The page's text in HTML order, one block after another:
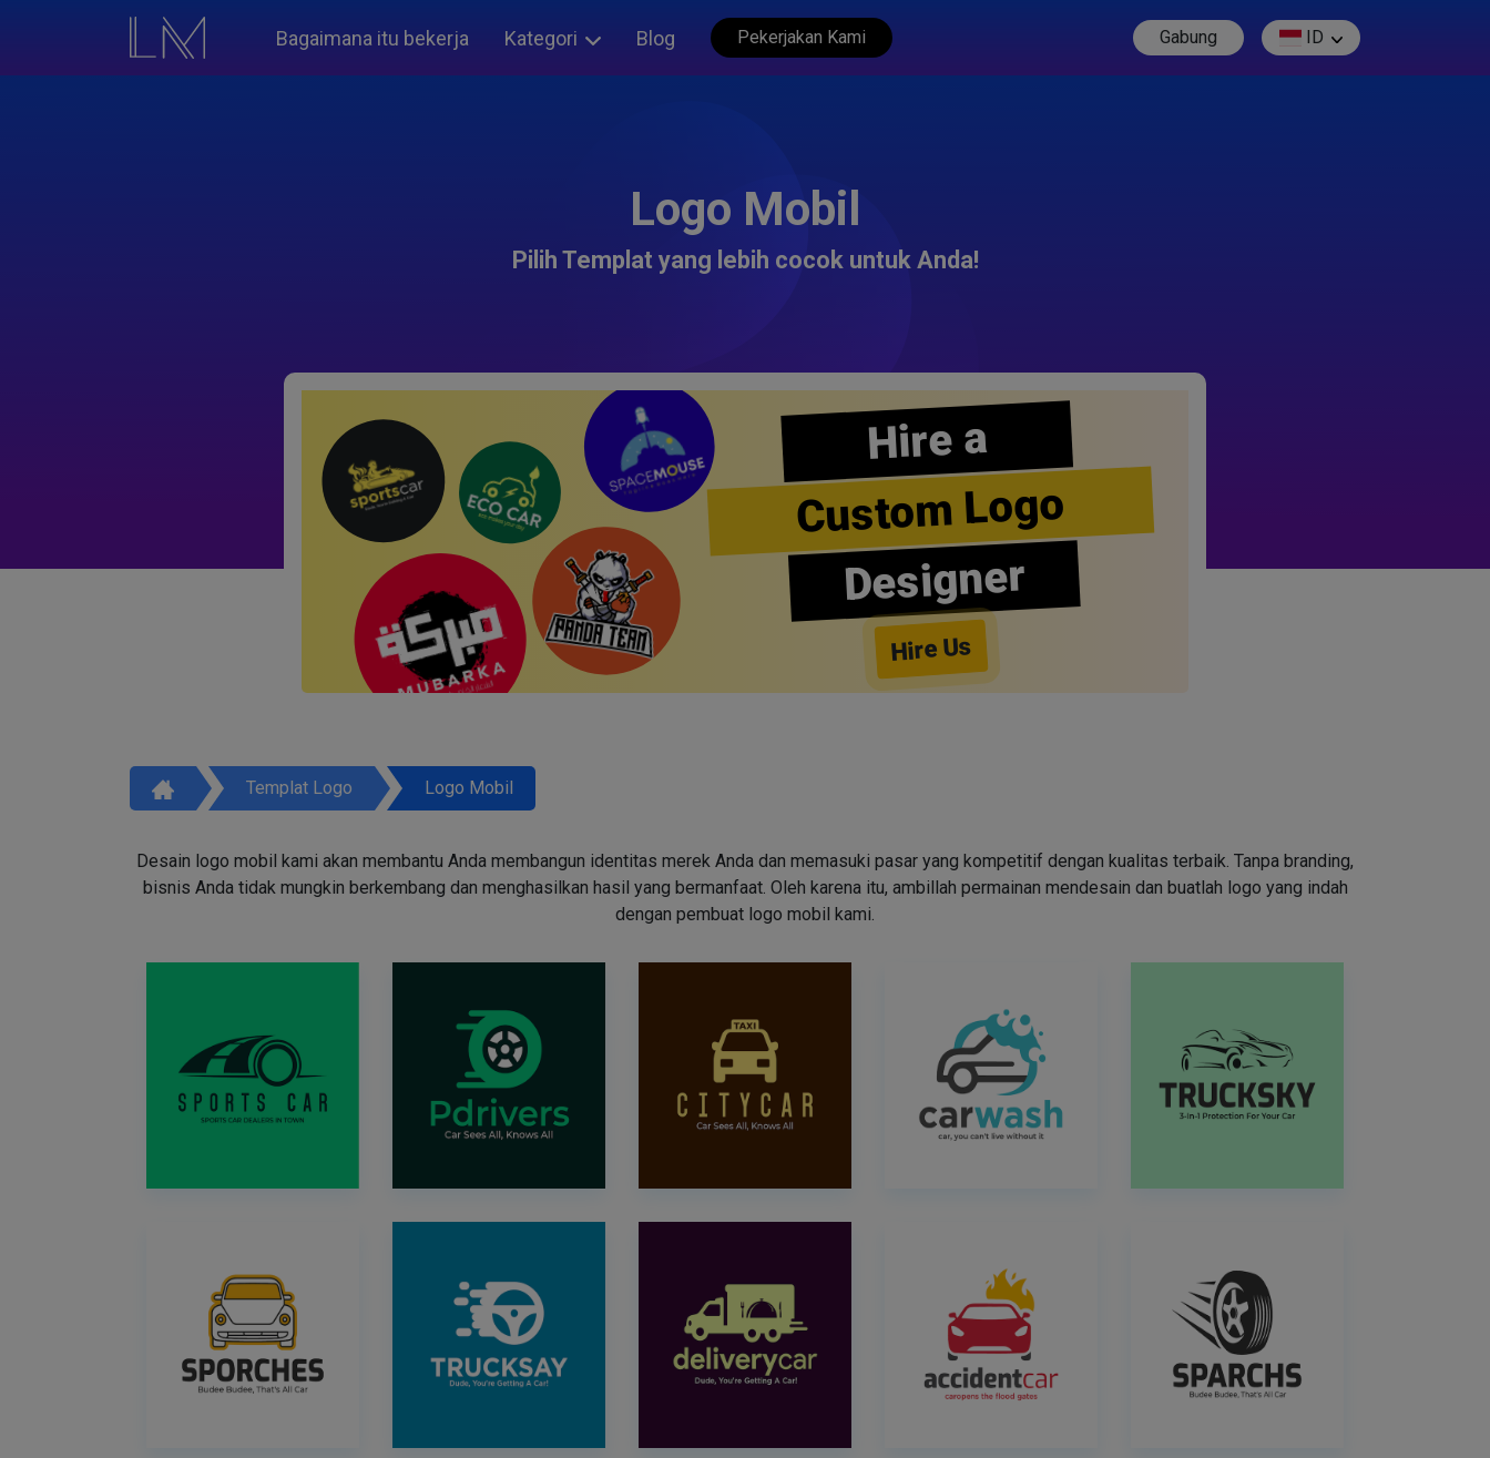
Bagaimana itu bekerja Kategori Blog Pekerjakan Kami Gabung ID
Logo Mobil
Pilih Templat yang lebih cocok untuk Anda!
Hire a
Custom Logo
Designer
Hire Us
Templat Logo Logo Mobil
Desain logo mobil kami akan membantu Anda membangun identitas merek Anda dan memasuki pasar yang kompetitif dengan kualitas terbaik. Tanpa branding,
bisnis Anda tidak mungkin berkembang dan menghasilkan hasil yang bermanfaat. Oleh karena itu, ambillah permainan mendesain dan buatlah logo yang indah
dengan pembuat logo mobil kami.